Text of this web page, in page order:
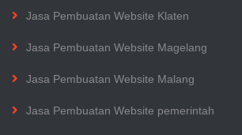
Jasa Pembuatan Website Klaten
Jasa Pembuatan Website Magelang
Jasa Pembuatan Website Malang
Jasa Pembuatan Website pemerintah